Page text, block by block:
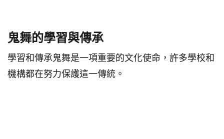
鬼舞的學習與傳承
學習和傳承鬼舞是一項重要的文化使命，許多學校和
機構都在努力保護這一傳統。